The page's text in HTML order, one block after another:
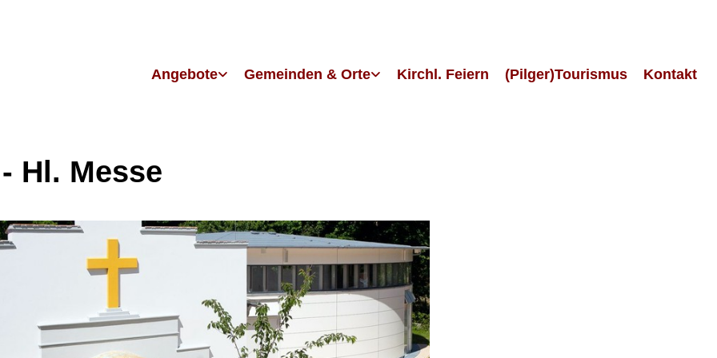
Angebote Gemeinden & Orte Kirchl. Feiern (Pilger)Tourismus Kontakt
Hl. Messe